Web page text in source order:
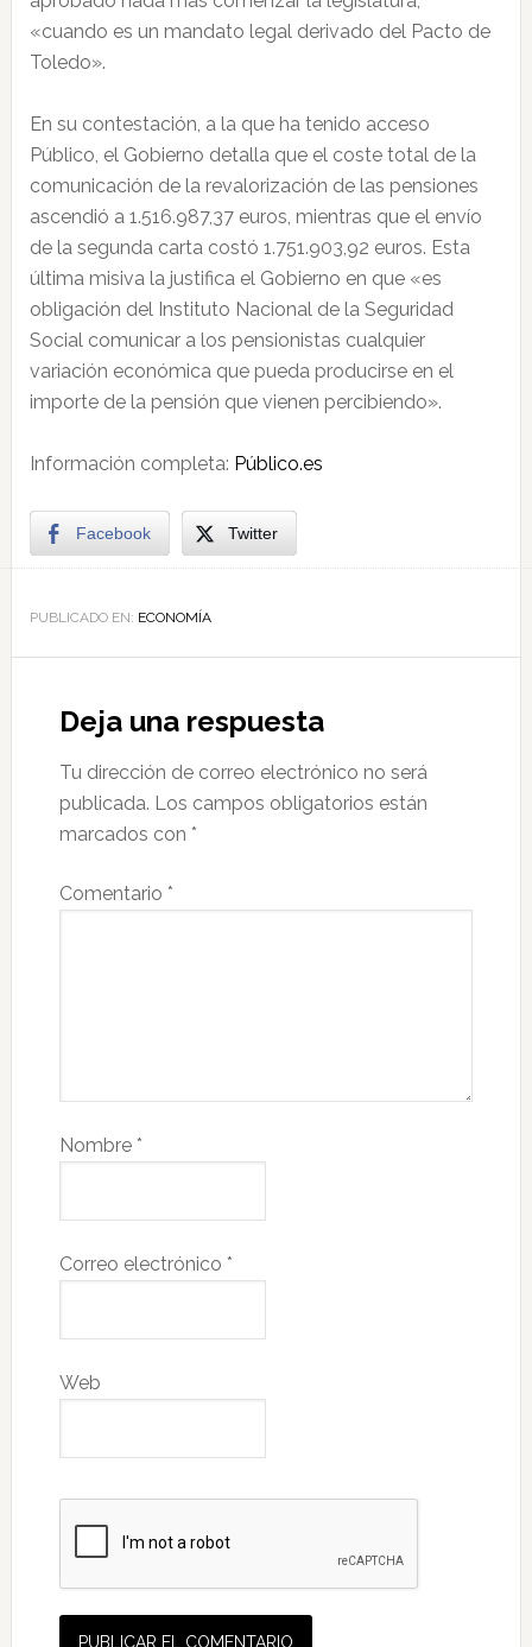
«cuando es un mandato legal derivado del Pacto de
Toledo».
En su contestación, a la que ha tenido acceso
Público, el Gobierno detalla que el coste total de la
comunicación de la revalorización de las pensiones
ascendió a 1.516.987,37 euros, mientras que el envío
de la segunda carta costó 1.751.903,92 euros. Esta
última misiva la justifica el Gobierno en que «es
obligación del Instituto Nacional de la Seguridad
Social comunicar a los pensionistas cualquier
variación económica que pueda producirse en el
importe de la pensión que vienen percibiendo».
Información completa: Público.es
Facebook Twitter
PUBLICADO EN: ECONOMÍA
Deja una respuesta
Tu dirección de correo electrónico no será
publicada. Los campos obligatorios están
marcados con *
Comentario *
Nombre *
Correo electrónico *
Web